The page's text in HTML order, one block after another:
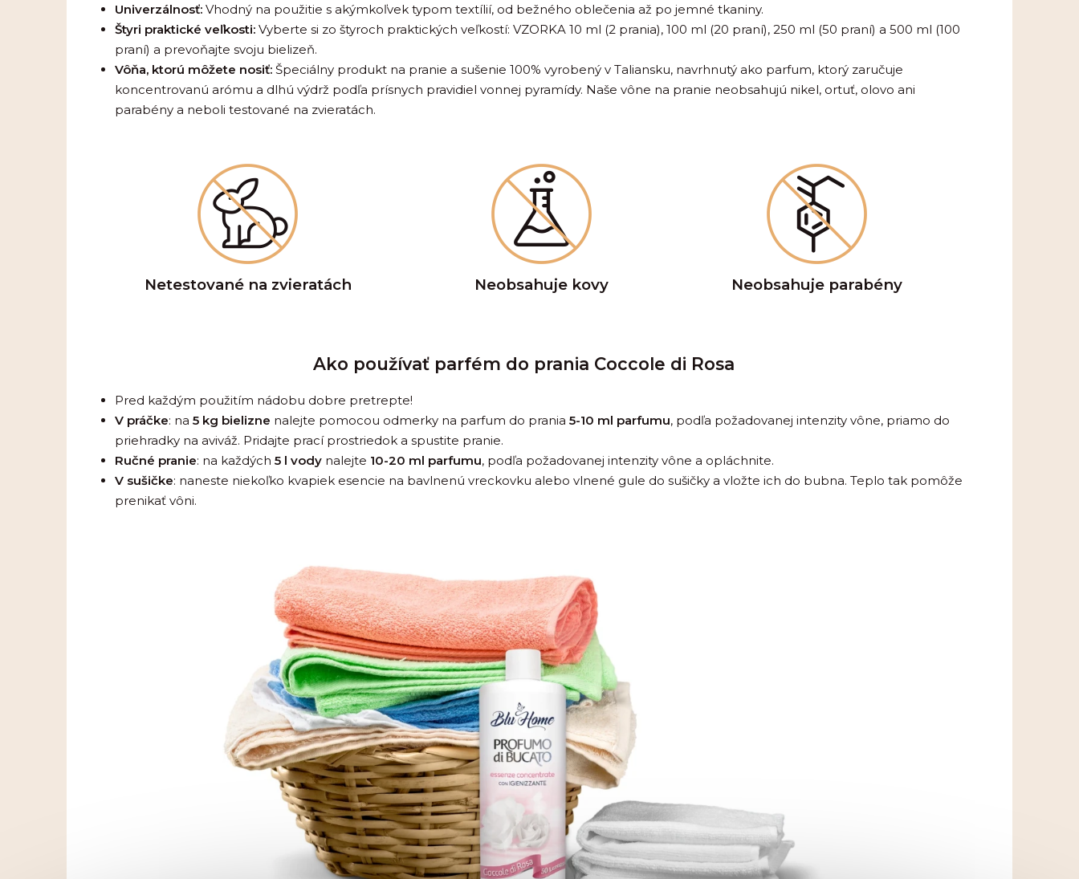
Univerzálnosť: Vhodný na použitie s akýmkoľvek typom textílií, od bežného oblečenia až po jemné tkaniny.
Štyri praktické veľkosti: Vyberte si zo štyroch praktických veľkostí: VZORKA 10 ml (2 prania), 100 ml (20 praní), 250 ml (50 praní) a 500 ml (100
praní) a prevoňajte svoju bielizeň.
Vôňa, ktorú môžete nosiť: Špeciálny produkt na pranie a sušenie 100% vyrobený v Taliansku, navrhnutý ako parfum, ktorý zaručuje
koncentrovanú arómu a dlhú výdrž podľa prísnych pravidiel vonnej pyramídy. Naše vône na pranie neobsahujú nikel, ortuť, olovo ani
parabény a neboli testované na zvieratách.
Netestované na zvieratách Neobsahuje kovy Neobsahuje parabény
Ako používať parfém do prania Coccole di Rosa
Pred každým použitím nádobu dobre pretrepte!
V práčke: na 5 kg bielizne nalejte pomocou odmerky na parfum do prania 5-10 ml parfumu, podľa požadovanej intenzity vône, priamo do
priehradky na aviváž. Pridajte prací prostriedok a spustite pranie.
Ručné pranie: na každých 5 l vody nalejte 10-20 ml parfumu, podľa požadovanej intenzity vône a opláchnite.
V sušičke: naneste niekoľko kvapiek esencie na bavlnenú vreckovku alebo vlnené gule do sušičky a vložte ich do bubna. Teplo tak pomôže
prenikať vôni.